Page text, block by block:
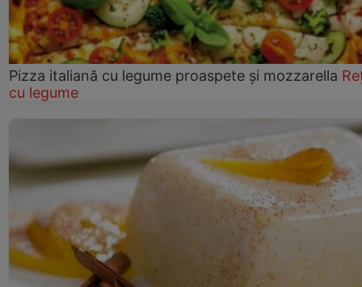
Pizza italiană cu legume proaspete și mozzarella
cu legume